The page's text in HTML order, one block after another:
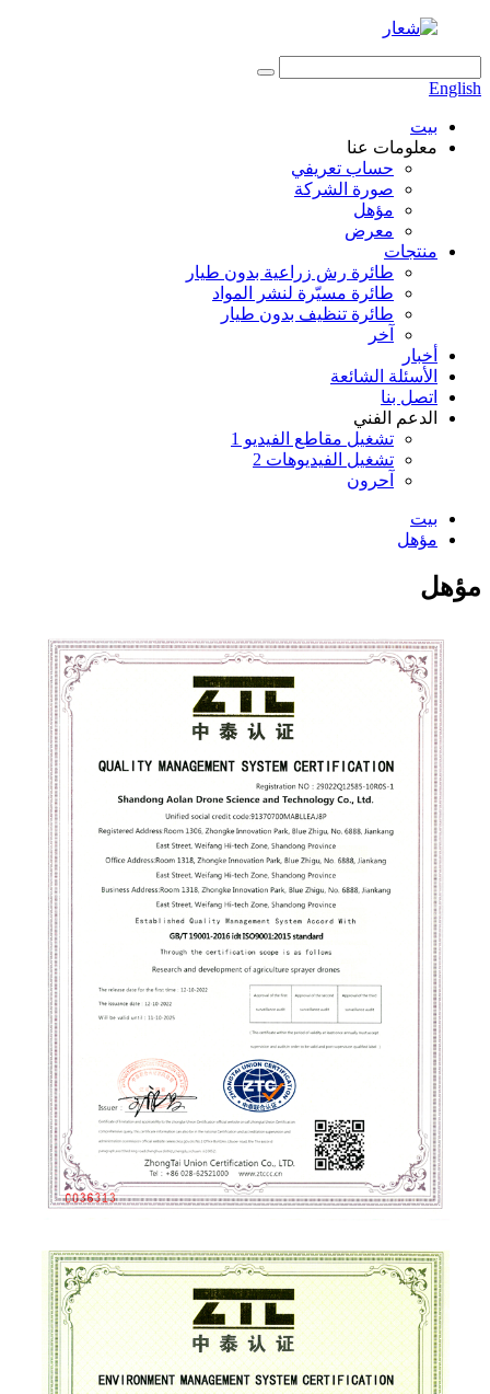
English
بيت
معلومات عنا
حساب تعريفي
صورة الشركة
مؤهل
معرض
منتجات
طائرة رش زراعية بدون طيار
طائرة مسيّرة لنشر المواد
طائرة تنظيف بدون طيار
آخر
أخبار
الأسئلة الشائعة
اتصل بنا
الدعم الفني
تشغيل مقاطع الفيديو 1
تشغيل الفيديوهات 2
آحرون
بيت
مؤهل
مؤهل